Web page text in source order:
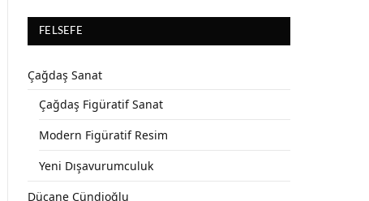
FELSEFE
Çağdaş Sanat
Çağdaş Figüratif Sanat
Modern Figüratif Resim
Yeni Dışavurumculuk
Dücane Cündioğlu